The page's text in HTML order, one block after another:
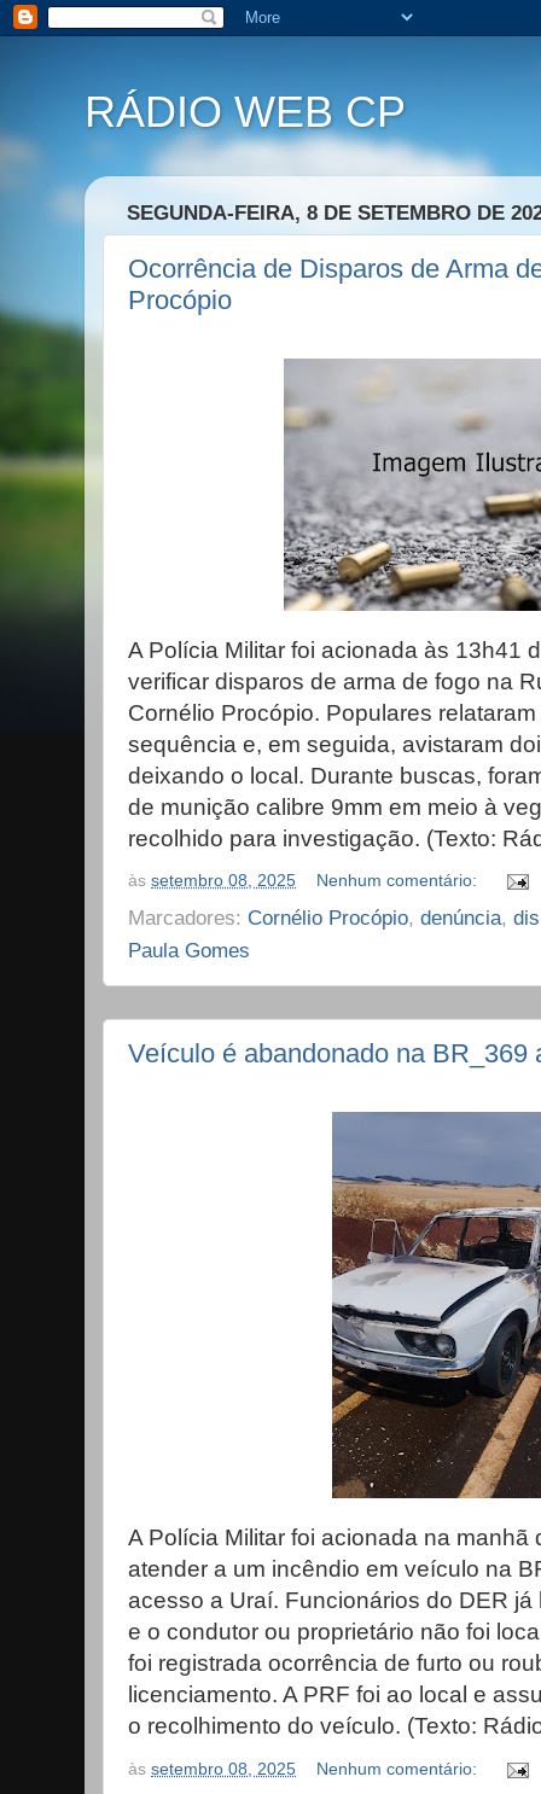
RÁDIO WEB CP
SEGUNDA-FEIRA, 8 DE SETEMBRO DE
Ocorrência de Disparos de Arma
Procópio
A Polícia Militar foi acionada às 13h41
verificar disparos de arma de fogo na
Cornélio Procópio. Populares
sequência e, em seguida, avistaram
deixando o local. Durante buscas,
de munição calibre 9mm em meio à
recolhido para investigação. (Texto:
às setembro 08, 2025 Nenhum comentário:
Marcadores: Cornélio Procópio, denúncia,
Paula Gomes
Veículo é abandonado na BR_369
A Polícia Militar foi acionada na manhã
atender a um incêndio em veículo na
acesso a Uraí. Funcionários do DER
e o condutor ou proprietário não foi
foi registrada ocorrência de furto ou
licenciamento. A PRF foi ao local e
o recolhimento do veículo. (Texto:
às setembro 08, 2025 Nenhum comentário: